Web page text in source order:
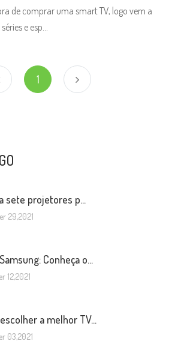
de comprar uma smart TV, logo vem a
e esp...
1
sete projetores p...
29,2021
Conheça o...
12,2021
a melhor TV...
03,2021